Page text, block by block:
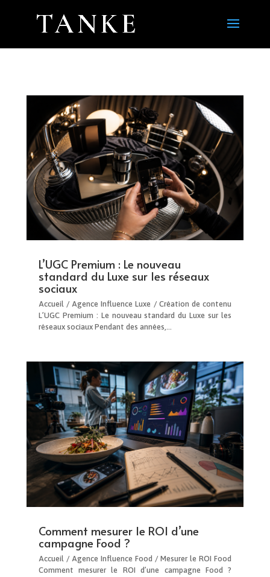
L’UGC Premium : Le nouveau
standard du Luxe sur les réseaux
sociaux
Accueil / Agence Influence Luxe / Création de contenu
L’UGC Premium : Le nouveau standard du Luxe sur les
réseaux sociaux Pendant des années,…
Comment mesurer le ROI d’une
campagne Food ?
Accueil / Agence Influence Food / Mesurer le ROI Food
Comment mesurer le ROI d’une campagne Food ?